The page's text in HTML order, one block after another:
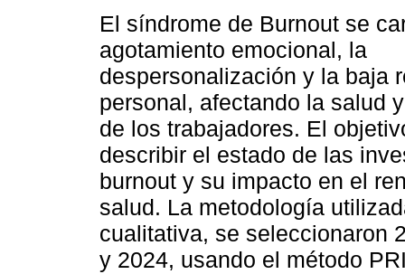
El síndrome de Burnout se
agotamiento emocional, la
despersonalización y la baja
personal, afectando la salud
de los trabajadores. El
describir el estado de las
burnout y su impacto en el
salud. La metodología
cualitativa, se seleccionaron
y 2024, usando el método